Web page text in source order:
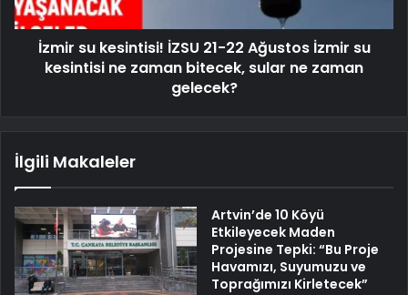
İzmir su kesintisi! İZSU 21-22 Ağustos İzmir su
kesintisi ne zaman bitecek, sular ne zaman
gelecek?
İlgili Makaleler
Artvin’de 10 Köyü
Etkileyecek Maden
Projesine Tepki: “Bu Proje
Havamızı, Suyumuzu ve
Toprağımızı Kirletecek”